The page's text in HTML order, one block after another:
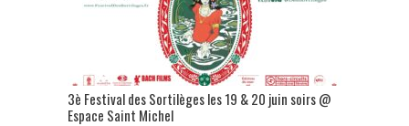
3è Festival des Sortilèges les 19 & 20 juin soirs @
Espace Saint Michel